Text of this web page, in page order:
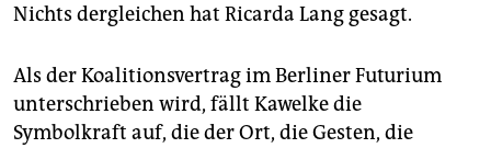
Nichts dergleichen hat Ricarda Lang gesagt.
Als der Koalitionsvertrag im Berliner Futurium
unterschrieben wird, fällt Kawelke die
Symbolkraft auf, die der Ort, die Gesten, die